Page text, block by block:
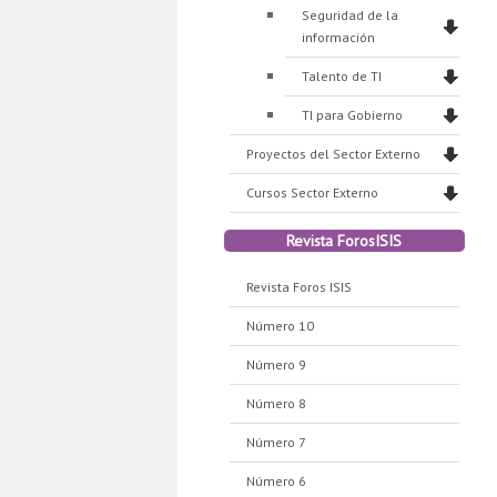
Seguridad de la
información
Talento de TI
TI para Gobierno
Proyectos del Sector Externo
Cursos Sector Externo
Revista ForosISIS
Revista Foros ISIS
Número 10
Número 9
Número 8
Número 7
Número 6